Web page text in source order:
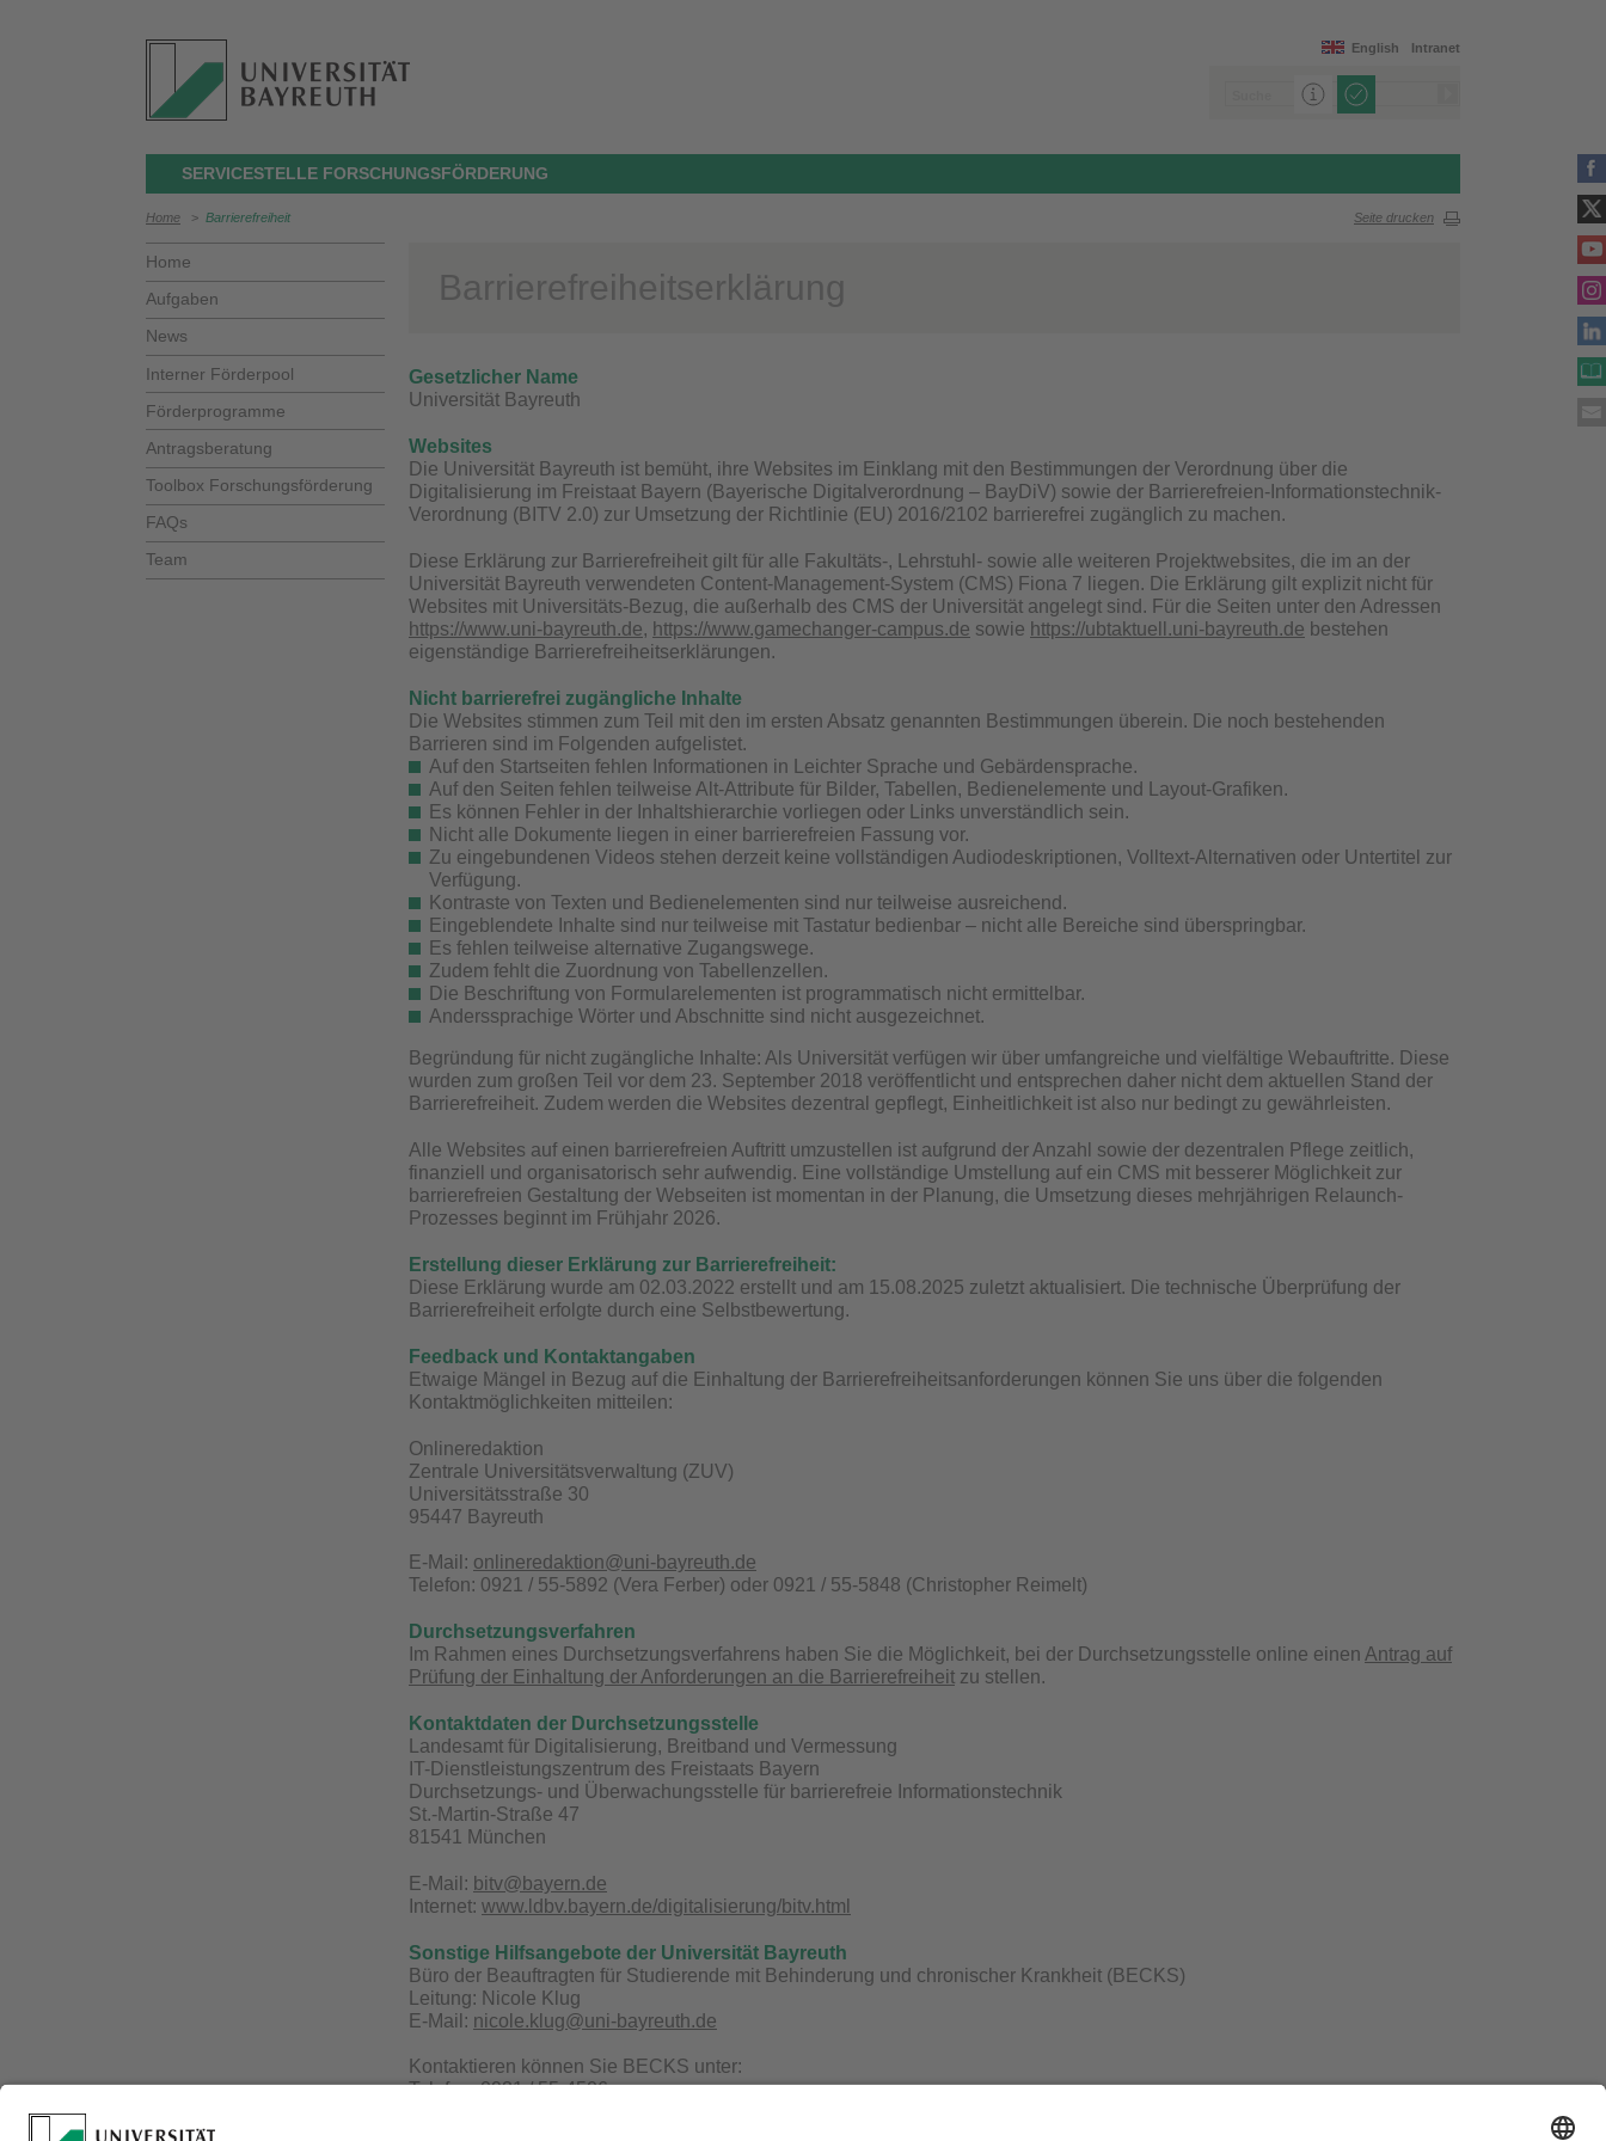
Intranet
English
SERVICESTELLE FORSCHUNGSFÖRDERUNG
Home > Barrierefreiheit Seite drucken
Home
Aufgaben
News
Interner Förderpool
Förderprogramme
Antragsberatung
Toolbox Forschungsförderung
FAQs
Team
Barrierefreiheitserklärung
Gesetzlicher Name
Universität Bayreuth
Websites
Die Universität Bayreuth ist bemüht, ihre Websites im Einklang mit den Bestimmungen der Verordnung über die
Digitalisierung im Freistaat Bayern (Bayerische Digitalverordnung – BayDiV) sowie der Barrierefreien-Informationstechnik-
Verordnung (BITV 2.0) zur Umsetzung der Richtlinie (EU) 2016/2102 barrierefrei zugänglich zu machen.
Diese Erklärung zur Barrierefreiheit gilt für alle Fakultäts-, Lehrstuhl- sowie alle weiteren Projektwebsites, die im an der
Universität Bayreuth verwendeten Content-Management-System (CMS) Fiona 7 liegen. Die Erklärung gilt explizit nicht für
Websites mit Universitäts-Bezug, die außerhalb des CMS der Universität angelegt sind. Für die Seiten unter den Adressen
https://www.uni-bayreuth.de, https://www.gamechanger-campus.de sowie https://ubtaktuell.uni-bayreuth.de bestehen
eigenständige Barrierefreiheitserklärungen.
Nicht barrierefrei zugängliche Inhalte
Die Websites stimmen zum Teil mit den im ersten Absatz genannten Bestimmungen überein. Die noch bestehenden
Barrieren sind im Folgenden aufgelistet.
Auf den Startseiten fehlen Informationen in Leichter Sprache und Gebärdensprache.
Auf den Seiten fehlen teilweise Alt-Attribute für Bilder, Tabellen, Bedienelemente und Layout-Grafiken.
Es können Fehler in der Inhaltshierarchie vorliegen oder Links unverständlich sein.
Nicht alle Dokumente liegen in einer barrierefreien Fassung vor.
Zu eingebundenen Videos stehen derzeit keine vollständigen Audiodeskriptionen, Volltext-Alternativen oder Untertitel zur
Verfügung.
Kontraste von Texten und Bedienelementen sind nur teilweise ausreichend.
Eingeblendete Inhalte sind nur teilweise mit Tastatur bedienbar – nicht alle Bereiche sind überspringbar.
Es fehlen teilweise alternative Zugangswege.
Zudem fehlt die Zuordnung von Tabellenzellen.
Die Beschriftung von Formularelementen ist programmatisch nicht ermittelbar.
Anderssprachige Wörter und Abschnitte sind nicht ausgezeichnet.
Begründung für nicht zugängliche Inhalte: Als Universität verfügen wir über umfangreiche und vielfältige Webauftritte. Diese
wurden zum großen Teil vor dem 23. September 2018 veröffentlicht und entsprechen daher nicht dem aktuellen Stand der
Barrierefreiheit. Zudem werden die Websites dezentral gepflegt, Einheitlichkeit ist also nur bedingt zu gewährleisten.
Alle Websites auf einen barrierefreien Auftritt umzustellen ist aufgrund der Anzahl sowie der dezentralen Pflege zeitlich,
finanziell und organisatorisch sehr aufwendig. Eine vollständige Umstellung auf ein CMS mit besserer Möglichkeit zur
barrierefreien Gestaltung der Webseiten ist momentan in der Planung, die Umsetzung dieses mehrjährigen Relaunch-
Prozesses beginnt im Frühjahr 2026.
Erstellung dieser Erklärung zur Barrierefreiheit:
Diese Erklärung wurde am 02.03.2022 erstellt und am 15.08.2025 zuletzt aktualisiert. Die technische Überprüfung der
Barrierefreiheit erfolgte durch eine Selbstbewertung.
Feedback und Kontaktangaben
Etwaige Mängel in Bezug auf die Einhaltung der Barrierefreiheitsanforderungen können Sie uns über die folgenden
Kontaktmöglichkeiten mitteilen:
Onlineredaktion
Zentrale Universitätsverwaltung (ZUV)
Universitätsstraße 30
95447 Bayreuth
E-Mail: onlineredaktion@uni-bayreuth.de
Telefon: 0921 / 55-5892 (Vera Ferber) oder 0921 / 55-5848 (Christopher Reimelt)
Durchsetzungsverfahren
Im Rahmen eines Durchsetzungsverfahrens haben Sie die Möglichkeit, bei der Durchsetzungsstelle online einen Antrag auf
Prüfung der Einhaltung der Anforderungen an die Barrierefreiheit zu stellen.
Kontaktdaten der Durchsetzungsstelle
Landesamt für Digitalisierung, Breitband und Vermessung
IT-Dienstleistungszentrum des Freistaats Bayern
Durchsetzungs- und Überwachungsstelle für barrierefreie Informationstechnik
St.-Martin-Straße 47
81541 München
E-Mail: bitv@bayern.de
Internet: www.ldbv.bayern.de/digitalisierung/bitv.html
Sonstige Hilfsangebote der Universität Bayreuth
Büro der Beauftragten für Studierende mit Behinderung und chronischer Krankheit (BECKS)
Leitung: Nicole Klug
E-Mail: nicole.klug@uni-bayreuth.de
Kontaktieren können Sie BECKS unter:
Telefon: 0921 / 55-4506